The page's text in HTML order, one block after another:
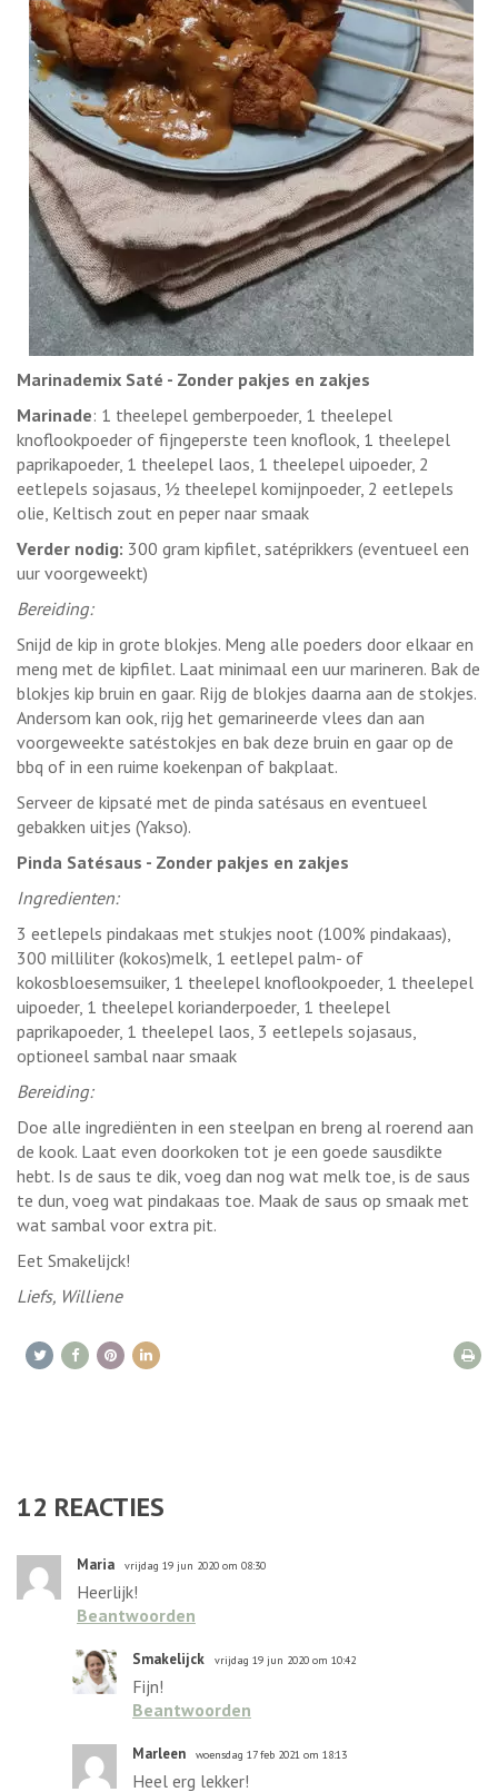
Marinademix Saté - Zonder pakjes en zakjes
Marinade: 1 theelepel gemberpoeder, 1 theelepel
knoflookpoeder of fijngeperste teen knoflook, 1 theelepel
paprikapoeder, 1 theelepel laos, 1 theelepel uipoeder, 2
eetlepels sojasaus, ½ theelepel komijnpoeder, 2 eetlepels
olie, Keltisch zout en peper naar smaak
Verder nodig: 300 gram kipfilet, satéprikkers (eventueel een
uur voorgeweekt)
Bereiding:
Snijd de kip in grote blokjes. Meng alle poeders door elkaar en
meng met de kipfilet. Laat minimaal een uur marineren. Bak de
blokjes kip bruin en gaar. Rijg de blokjes daarna aan de stokjes.
Andersom kan ook, rijg het gemarineerde vlees dan aan
voorgeweekte satéstokjes en bak deze bruin en gaar op de
bbq of in een ruime koekenpan of bakplaat.
Serveer de kipsaté met de pinda satésaus en eventueel
gebakken uitjes (Yakso).
Pinda Satésaus - Zonder pakjes en zakjes
Ingredienten:
3 eetlepels pindakaas met stukjes noot (100% pindakaas),
300 milliliter (kokos)melk, 1 eetlepel palm- of
kokosbloesemsuiker, 1 theelepel knoflookpoeder, 1 theelepel
uipoeder, 1 theelepel korianderpoeder, 1 theelepel
paprikapoeder, 1 theelepel laos, 3 eetlepels sojasaus,
optioneel sambal naar smaak
Bereiding:
Doe alle ingrediënten in een steelpan en breng al roerend aan
de kook. Laat even doorkoken tot je een goede sausdikte
hebt. Is de saus te dik, voeg dan nog wat melk toe, is de saus
te dun, voeg wat pindakaas toe. Maak de saus op smaak met
wat sambal voor extra pit.
Eet Smakelijck!
Liefs, Williene
12 REACTIES
Maria vrijdag 19 jun 2020 om 08:30
Heerlijk!
Beantwoorden
Smakelijck vrijdag 19 jun 2020 om 10:42
Fijn!
Beantwoorden
Marleen woensdag 17 feb 2021 om 18:13
Heel erg lekker!